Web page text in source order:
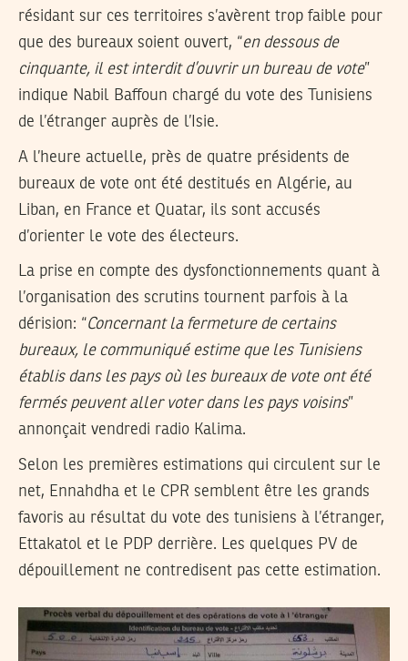
résidant sur ces territoires s’avèrent trop faible pour
que des bureaux soient ouvert, “en dessous de
cinquante, il est interdit d’ouvrir un bureau de vote”
indique Nabil Baffoun chargé du vote des Tunisiens
de l’étranger auprès de l’Isie.
A l’heure actuelle, près de quatre présidents de
bureaux de vote ont été destitués en Algérie, au
Liban, en France et Quatar, ils sont accusés
d’orienter le vote des électeurs.
La prise en compte des dysfonctionnements quant à
l’organisation des scrutins tournent parfois à la
dérision: “Concernant la fermeture de certains
bureaux, le communiqué estime que les Tunisiens
établis dans les pays où les bureaux de vote ont été
fermés peuvent aller voter dans les pays voisins”
annonçait vendredi radio Kalima.
Selon les premières estimations qui circulent sur le
net, Ennahdha et le CPR semblent être les grands
favoris au résultat du vote des tunisiens à l’étranger,
Ettakatol et le PDP derrière. Les quelques PV de
dépouillement ne contredisent pas cette estimation.